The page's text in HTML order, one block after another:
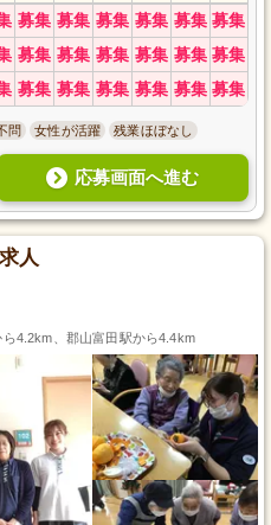
募集 募集 募集 募集 募集 募集
募集 募集 募集 募集 募集 募集
募集 募集 募集 募集 募集 募集
問 女性が活躍 残業ほぼなし
応募画面へ進む
人
4.2km、郡山富田駅から4.4km